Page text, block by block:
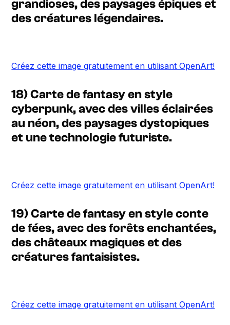
grandioses, des paysages épiques et
des créatures légendaires.
Créez cette image gratuitement en utilisant OpenArt!
18) Carte de fantasy en style
cyberpunk, avec des villes éclairées
au néon, des paysages dystopiques
et une technologie futuriste.
Créez cette image gratuitement en utilisant OpenArt!
19) Carte de fantasy en style conte
de fées, avec des forêts enchantées,
des châteaux magiques et des
créatures fantaisistes.
Créez cette image gratuitement en utilisant OpenArt!